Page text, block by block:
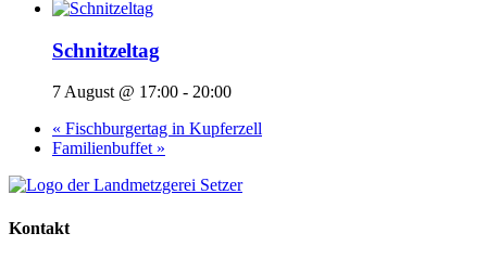
Schnitzeltag
7 August @ 17:00 - 20:00
« Fischburgertag in Kupferzell
Familienbuffet »
Kontakt